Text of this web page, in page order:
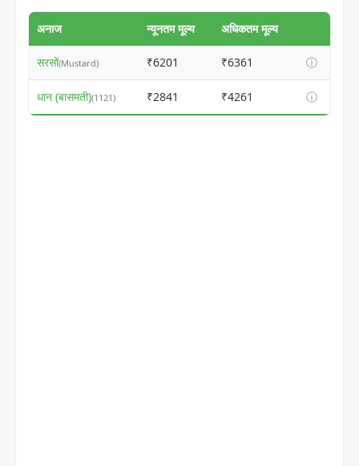
अनाज न्यूनतम मूल्य अधिकतम मूल्य
सरसों(Mustard) ₹6201 ₹6361 ⓘ
धान (बासमती)(1121) ₹2841 ₹4261 ⓘ